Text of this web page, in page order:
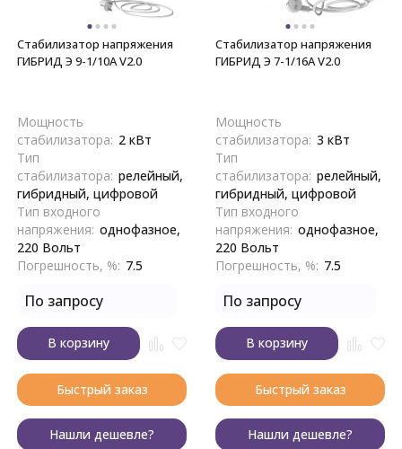
Стабилизатор напряжения
ГИБРИД Э 9-1/10A V2.0
Мощность
стабилизатора: 2 кВт
Тип
стабилизатора: релейный,
гибридный, цифровой
Тип входного
напряжения: однофазное,
220 Вольт
Погрешность, %: 7.5
По запросу
В корзину
Быстрый заказ
Нашли дешевле?
Стабилизатор напряжения
ГИБРИД Э 7-1/16A V2.0
Мощность
стабилизатора: 3 кВт
Тип
стабилизатора: релейный,
гибридный, цифровой
Тип входного
напряжения: однофазное,
220 Вольт
Погрешность, %: 7.5
По запросу
В корзину
Быстрый заказ
Нашли дешевле?